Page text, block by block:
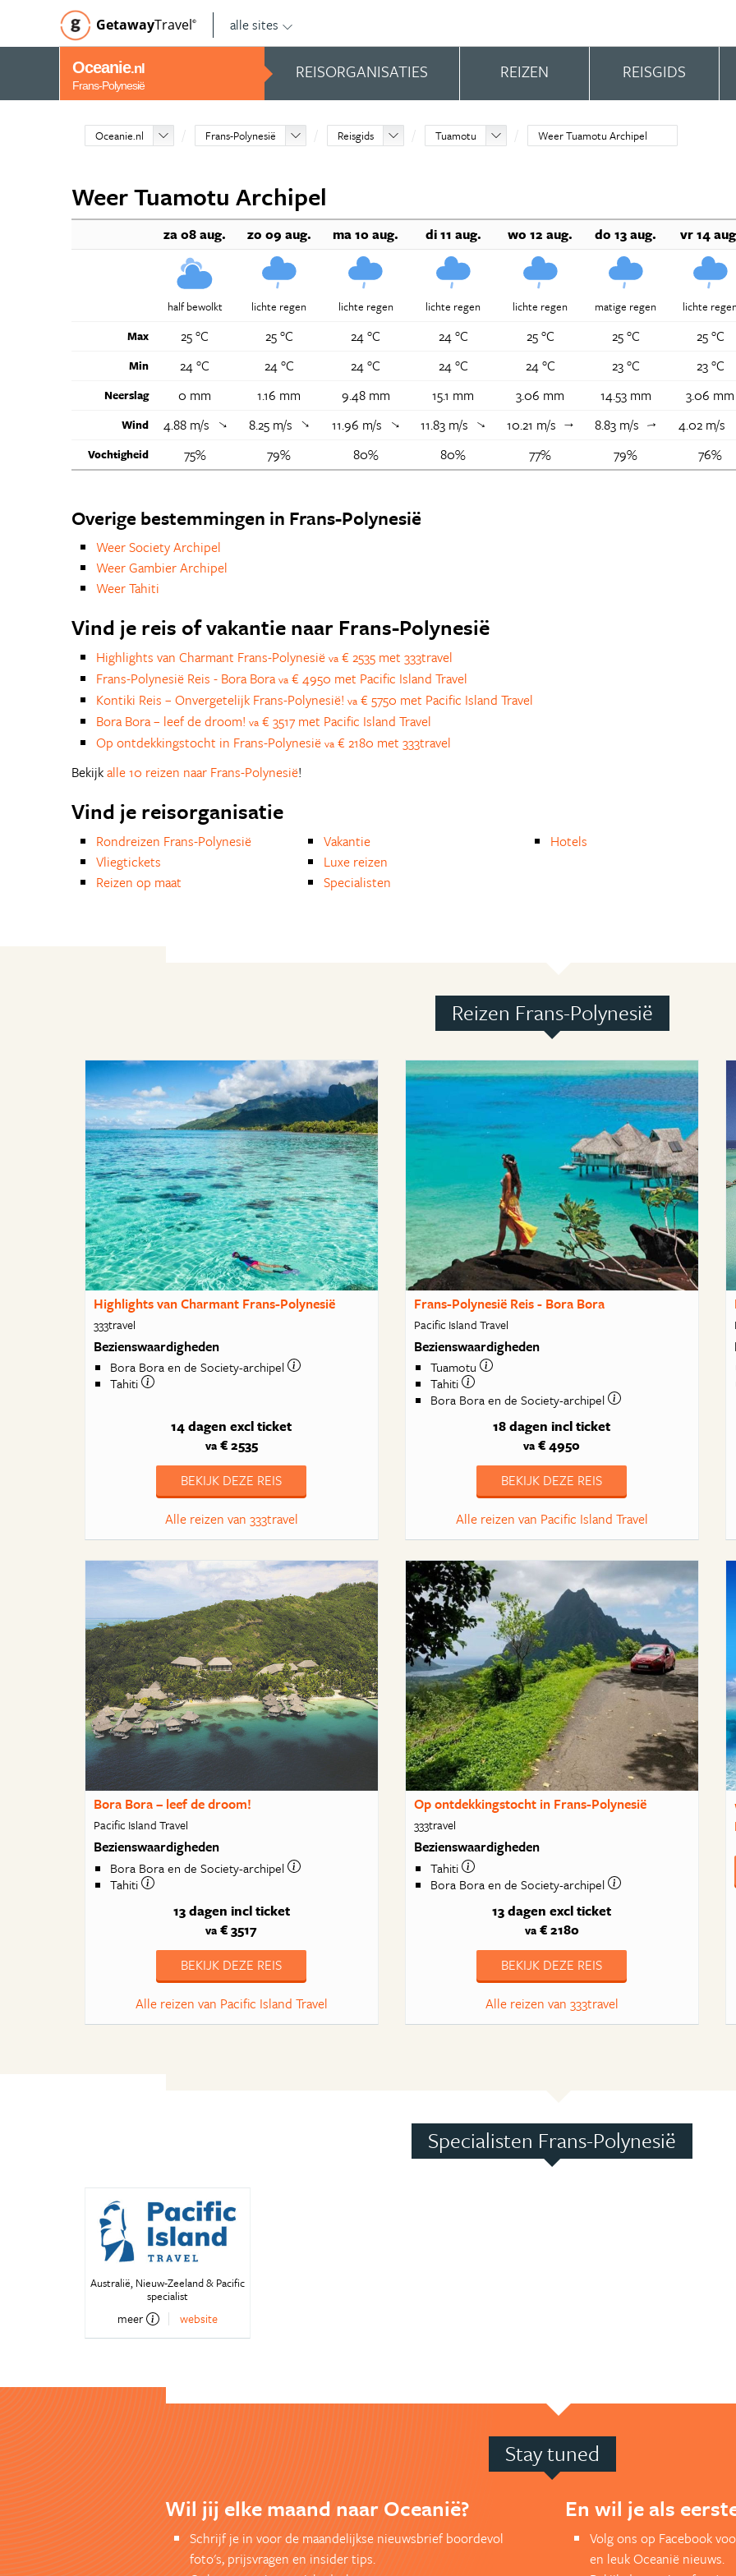
GetawayTravel© alle sites
Oceanie.nl
Frans-Polynesië
REISORGANISATIES REIZEN REISGIDS
Oceanie.nl Frans-Polynesië Reisgids Tuamotu Weer Tuamotu Archipel
Weer Tuamotu Archipel
za 08 aug. zo 09 aug. ma 10 aug. di 11 aug. wo 12 aug. do 13 aug. vr 14
half bewolkt lichte regen lichte regen lichte regen lichte regen matige regen
lichte
Max
25 °C 25 °C 24 °C 24 °C 25 °C 25 °C 25 °C
Min 24 °C 24 °C 24 °C 24 °C 24 °C 23 °C 23 °C
Neerslag 0 mm 1.16 mm 9.48 mm 15.1 mm 3.06 mm 14.53 mm 3.06 mm
Wind 4.88 m/s ↑ 8.25 m/s ↑ 11.96 m/s ↑ 11.83 m/s ↑ 10.21 m/s ↑ 8.83 m/s ↑ 4.02 m/s
Vochtigheid 75% 79% 80% 80% 77% 79% 76%
Overige bestemmingen in Frans-Polynesië
Weer Society Archipel
Weer Gambier Archipel
Weer Tahiti
Vind je reis of vakantie naar Frans-Polynesië
Highlights van Charmant Frans-Polynesië va € 2535 met 333travel
Frans-Polynesië Reis - Bora Bora va € 4950 met Pacific Island Travel
Kontiki Reis – Onvergetelijk Frans-Polynesië! va € 5750 met Pacific Island Travel
Bora Bora – leef de droom! va € 3517 met Pacific Island Travel
Op ontdekkingstocht in Frans-Polynesië va € 2180 met 333travel
Bekijkalle 10 reizen naar Frans-Polynesië!
Vind je reisorganisatie
Rondreizen Frans-Polynesië
Vliegtickets
Reizen op maat
Vakantie
Luxe reizen
Specialisten
Hotels
Reizen Frans-Polynesië
Highlights van Charmant Frans-Polynesië
333travel
Bezienswaardigheden
Bora Bora en de Society-archipel
Tahiti
14 dagen excl ticket
va€ 2535
BEKIJK DEZE REIS
Alle reizen van 333travel
Frans-Polynesië Reis - Bora Bora
Pacific Island Travel
Bezienswaardigheden
Tuamotu
Tahiti
Bora Bora en de Society-archipel
18 dagen incl ticket
va € 4950
BEKIJK DEZE REIS
Alle reizen van Pacific Island Travel
Bora Bora – leef de droom!
Pacific Island Travel
Bezienswaardigheden
Bora Bora en de Society-archipel
Tahiti
13 dagen incl ticket
va € 3517
BEKIJK DEZE REIS
Alle reizen van Pacific Island Travel
Op ontdekkingstocht in Frans-Polynesië
333travel
Bezienswaardigheden
Tahiti
Bora Bora en de Society-archipel
13 dagen excl ticket
va€ 2180
BEKIJK DEZE REIS
Alle reizen van 333travel
Specialisten Frans-Polynesië
Australië, Nieuw-Zeeland & Pacific
specialist
meer website
Stay tuned
Wil jij elke maand naar Oceanië?
Schrijf je in voor de maandelijkse nieuwsbrief boordevol
foto's, prijsvragen en insider tips.
En wil je als
Volg ons op Facebook
en leuk Oceanië nieuws.